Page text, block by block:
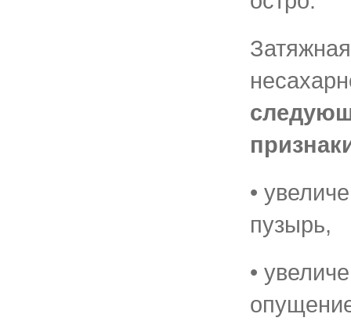
•
пузырь,
•